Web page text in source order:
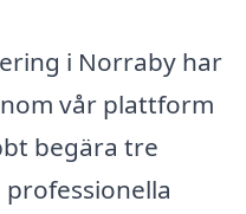
i Norraby har
vår plattform
begära tre